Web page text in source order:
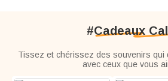
#Cadeaux
Tissez et chérissez des souvenirs qui
avec ceux que vous